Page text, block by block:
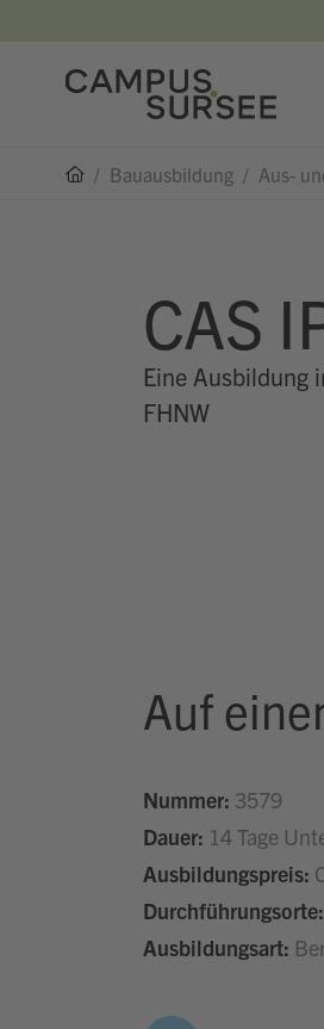
/ Bauausbildung / Aus-
CAS
Eine Ausbildung
FHNW
Auf
Nummer: 3579
Dauer: 14 Tage
Ausbildungspreis:
Durchführungsorte:
Ausbildungsart: